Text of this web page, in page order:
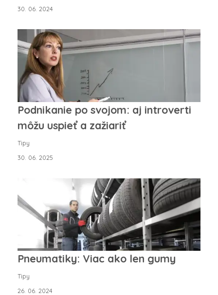
30. 06. 2024
Podnikanie po svojom: aj introverti
môžu uspieť a zažiariť
Tipy
30. 06. 2025
Pneumatiky: Viac ako len gumy
Tipy
26. 06. 2024